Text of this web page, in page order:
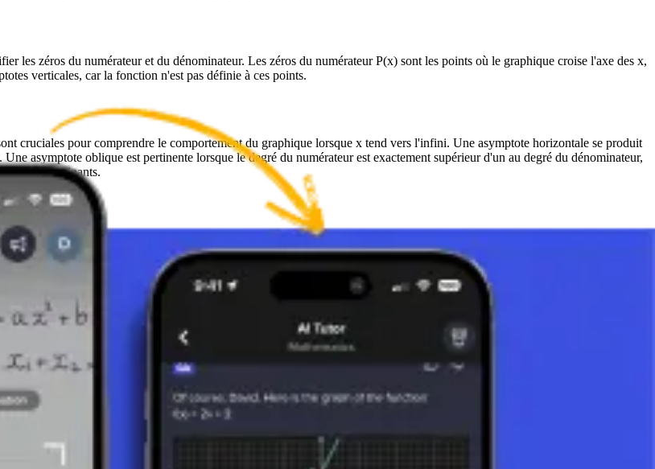
les zéros du numérateur et du dénominateur. Les zéros du numérateur P(x) sont les points où le graphique croise l'axe des x,
verticales, car la fonction n'est pas définie à ces points.
cruciales pour comprendre le comportement du graphique lorsque x tend vers l'infini. Une asymptote horizontale se produit
asymptote oblique est pertinente lorsque le degré du numérateur est exactement supérieur d'un au degré du dénominateur,
dominants.
sur lesquels la fonction croît et décroît et d'identifier les extrema et les points d'inflexion. Cette analyse nécessite le calcul
locales et globales du graphique.
mentionnées ci-dessus : intersections avec les axes, asymptotes, intervalles de croissance et de décroissance, et
correctement les propriétés d'une fonction rationnelle.
technique ; cela approfondit également la compréhension de concepts mathématiques tels que les limites, la continuité et
critique et les capacités de résolution de problèmes qui sont inestimables dans de nombreux domaines des mathématiques et
outil clé dans la boîte à outils de chaque mathématicien.